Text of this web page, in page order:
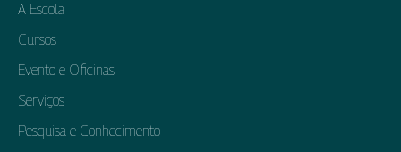
A Escola
Cursos
Evento e Oficinas
Serviços
Pesquisa e Conhecimento